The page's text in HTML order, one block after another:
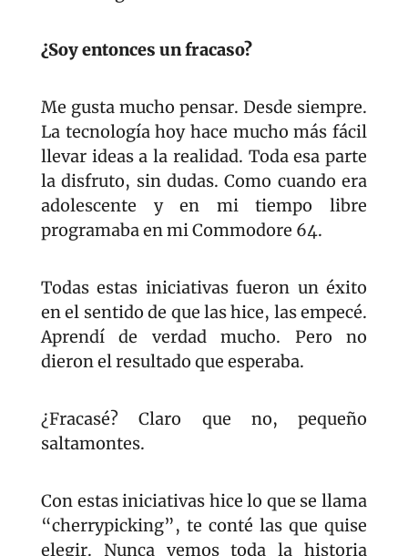
¿Soy entonces un fracaso?
Me gusta mucho pensar. Desde siempre.
La tecnología hoy hace mucho más fácil
llevar ideas a la realidad. Toda esa parte
la disfruto, sin dudas. Como cuando era
adolescente y en mi tiempo libre
programaba en mi Commodore 64.
Todas estas iniciativas fueron un éxito
en el sentido de que las hice, las empecé.
Aprendí de verdad mucho. Pero no
dieron el resultado que esperaba.
¿Fracasé? Claro que no, pequeño
saltamontes.
Con estas iniciativas hice lo que se llama
“cherrypicking”, te conté las que quise
elegir. Nunca vemos toda la historia